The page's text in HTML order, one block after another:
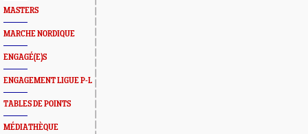
MASTERS
MARCHE NORDIQUE
ENGAGÉ(E)S
ENGAGEMENT LIGUE P-L
TABLES DE POINTS
MÉDIATHÈQUE